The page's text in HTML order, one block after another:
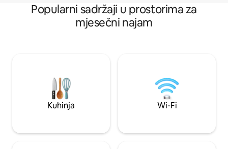
Popularni sadržaji u prostorima za
mjesečni najam
Kuhinja Wi-Fi